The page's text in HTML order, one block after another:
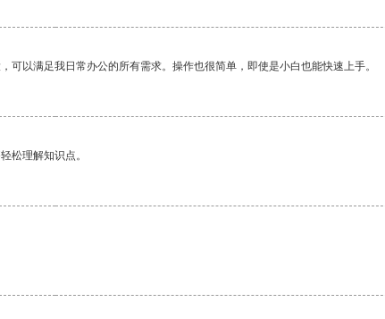
以满足我日常办公的所有需求。操作也很简单，即使是小白也能快速上手。
松理解知识点。